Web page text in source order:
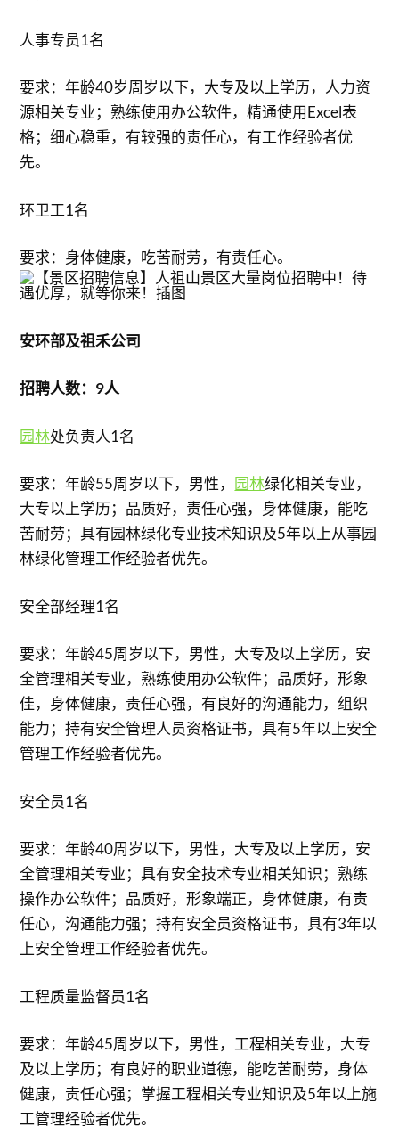
人事专员1名
要求：年龄40岁周岁以下，大专及以上学历，人力资
源相关专业；熟练使用办公软件，精通使用Excel表
格；细心稳重，有较强的责任心，有工作经验者优
先。
环卫工1名
要求：身体健康，吃苦耐劳，有责任心。
安环部及祖禾公司
招聘人数：9人
园林处负责人1名
要求：年龄55周岁以下，男性， 园林绿化相关专业，
大专以上学历；品质好，责任心强，身体健康，能吃
苦耐劳；具有园林绿化专业技术知识及5年以上从事园
林绿化管理工作经验者优先。
安全部经理1名
要求：年龄45周岁以下，男性，大专及以上学历，安
全管理相关专业，熟练使用办公软件；品质好，形象
佳，身体健康，责任心强，有良好的沟通能力，组织
能力；持有安全管理人员资格证书，具有5年以上安全
管理工作经验者优先。
安全员1名
要求：年龄40周岁以下，男性，大专及以上学历，安
全管理相关专业；具有安全技术专业相关知识；熟练
操作办公软件；品质好，形象端正，身体健康，有责
任心，沟通能力强；持有安全员资格证书，具有3年以
上安全管理工作经验者优先。
工程质量监督员1名
要求：年龄45周岁以下，男性，工程相关专业，大专
及以上学历；有良好的职业道德，能吃苦耐劳，身体
健康，责任心强；掌握工程相关专业知识及5年以上施
工管理经验者优先。